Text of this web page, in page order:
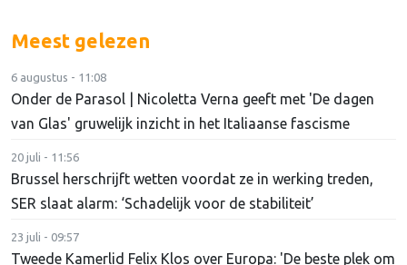
Meest gelezen
6 augustus - 11:08
Onder de Parasol | Nicoletta Verna geeft met 'De dagen
van Glas' gruwelijk inzicht in het Italiaanse fascisme
20 juli - 11:56
Brussel herschrijft wetten voordat ze in werking treden,
SER slaat alarm: ‘Schadelijk voor de stabiliteit’
23 juli - 09:57
Tweede Kamerlid Felix Klos over Europa: 'De beste plek om